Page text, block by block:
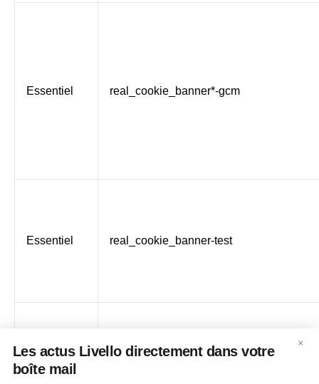
Essentiel real_cookie_banner*-gcm
Essentiel real_cookie_banner-test
×
Les actus Livello directement dans votre
boîte mail